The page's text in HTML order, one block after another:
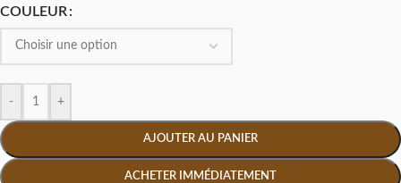
COULEUR
- +
AJOUTER AU PANIER
ACHETER IMMÉDIATEMENT